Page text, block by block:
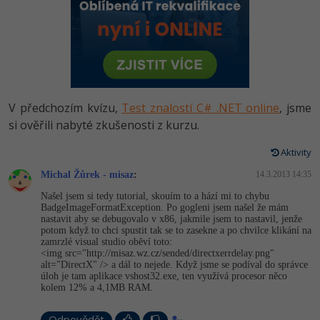
HTML5, CSS3, Bootstrap, SEO
SQL a databáze
UML a návrhové vzory
Spring
ASP.NET MVC
Django
Best practices
JavaScript
HTML / CSS
MySQL/MariaDB
MS-SQL
SQLite
Vývojář mobilních aplikací
Specialista na AI a bigdata
C# Game developer
Webdesigner
Systémový administrátor
Grafik / UX/UI návrhář
3D grafik
Projektový manažer
Databázový analytik
Python -80%
-80%
-80%
C++ -80%
Kotlin -80%
C -80%
VB.NET
SQL
Návrh SW -80%
V předchozím kvízu, Test znalostí C# .NET online, jsme
si ověřili nabyté zkušenosti z kurzu.
Aktivity
Michal Žůrek - misaz: 14.3.2013 14:35
Našel jsem si tedy tutorial, skouím to a hází mi to chybu
BadgeImageFor­matException. Po gogleni jsem našel že mám
nastavit aby se debugovalo v x86, jakmile jsem to nastavil, jenže
potom když to chci spustit tak se to zasekne a po chvilce klikání na
zamrzlé visual studio oběví toto:
<img src="http://m­isaz.wz.cz/sen­ded/directxerrde­lay.png"
alt="DirectX" /> a dál to nejede. Když jsme se podíval do správce
úloh je tam aplikace vshost32.exe, ten využívá procesor něco
kolem 12% a 4,1MB RAM.